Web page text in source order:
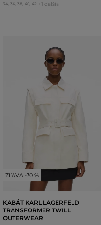
34, 36, 38, 40, 42 +1 ďalšia
ZĽAVA -30 %
KABÁT KARL LAGERFELD
TRANSFORMER TWILL
OUTERWEAR